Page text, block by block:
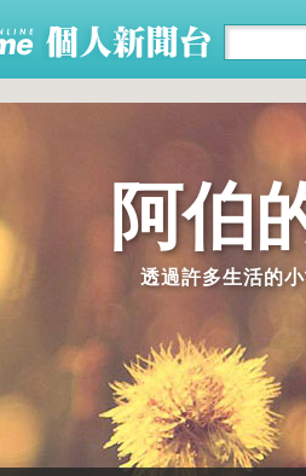
阿伯
透過許多生活的